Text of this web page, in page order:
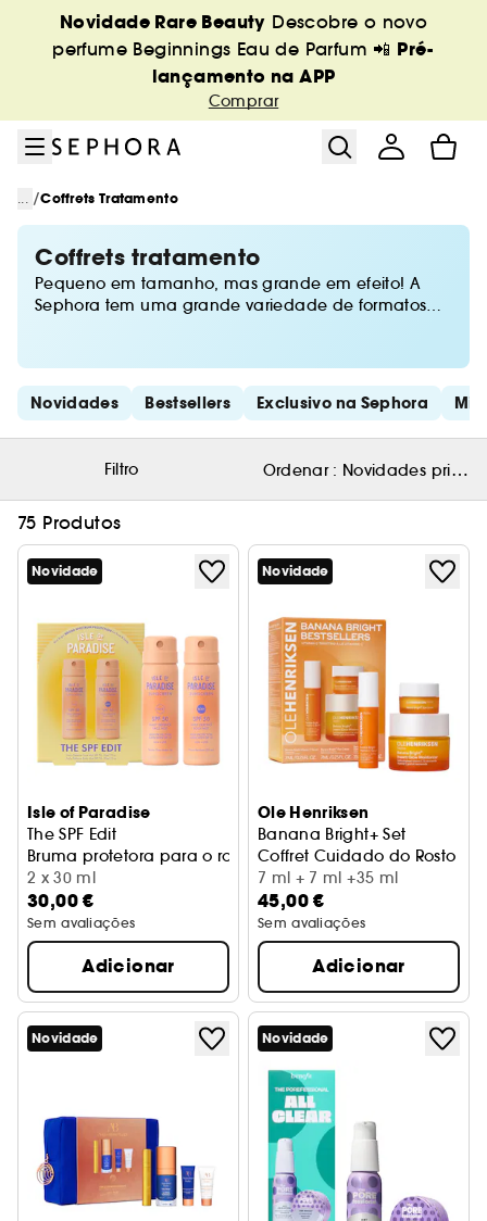
Ir para o menu
Ir para o conteúdo principal
Ir para o rodapé
Novidade Rare Beauty Descobre o novo
perfume Beginnings Eau de Parfum 📲 Pré-
lançamento na APP
Comprar
... /Coffrets Tratamento
Coffrets tratamento
Pequeno em tamanho, mas grande em efeito! A
Sephora tem uma grande variedade de formatos
seleção Beauty To Go.
Saltar os links rápidos
Novidades Bestsellers Exclusivo na Sephora
Filtro Ordenar : Novidades
75 Produtos
Novidade
Isle of Paradise
The SPF Edit
Bruma protetora para o rosto e o corpo
2 x 30 ml
30,00 €
Sem avaliações
Adicionar
Novidade
Ole Henriksen
Banana Bright+ Set
Coffret Cuidado do Rosto
7 ml + 7 ml +35 ml
45,00 €
Sem avaliações
Adicionar
Novidade Novidade